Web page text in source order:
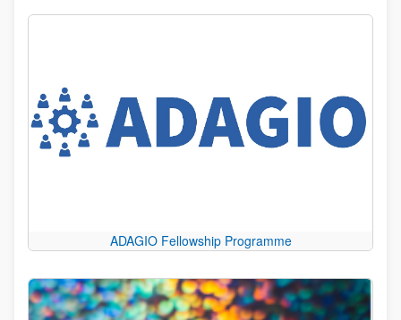
ADAGIO Fellowship Programme